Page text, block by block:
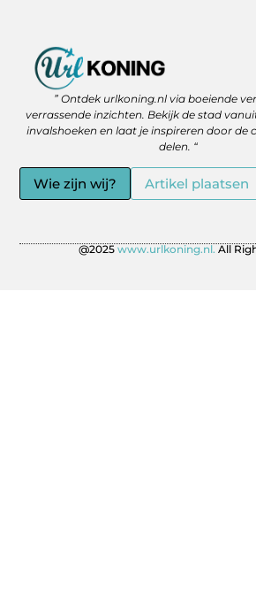
” Ontdek urlkoning.nl via boeiende
verrassende inzichten. Bekijk de stad
invalshoeken en laat je inspireren door de
delen. “
Wie zijn wij? Artikel plaatsen
@2025www.urlkoning.nl.All